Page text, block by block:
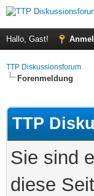
Hallo, Gast!
TTP Diskussionsforum
Forenmeldung
TTP
Sie sind
diese